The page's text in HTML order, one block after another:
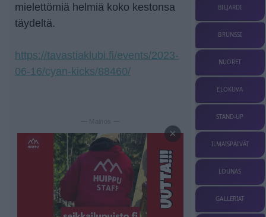
mielettömiä helmiä koko kestonsa
täydeltä.
https://tavastiaklubi.fi/events/2023-
06-16/cyan-kicks/88460/
— Mainos —
×
BILJARDI
BRUNSSI
NUORET
ELOKUVA
STAND-UP
ILMAISPÄIVÄT
LOUNAS
GALLERIAT